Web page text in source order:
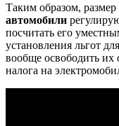
Таким образом,
автомобили
посчитать его
установления льгот
вообще освободить их
налога на